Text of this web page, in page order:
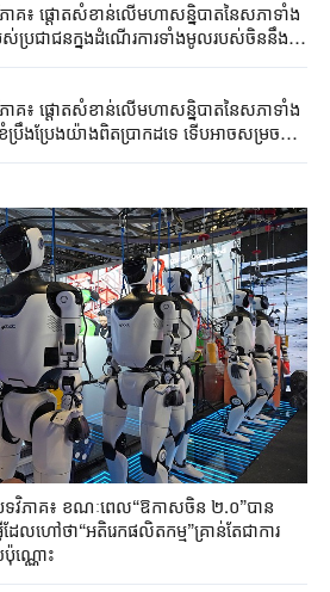
គ៖ ផ្តោតសំខាន់លើមហាសន្និបាតនៃសភាទាំង
ស់ប្រជាជនក្នុងដំណើរការទាំងមូលរបស់ចិននឹង
គ៖ ផ្តោតសំខាន់លើមហាសន្និបាតនៃសភាទាំង
ប្រឹងប្រែងយ៉ាងពិតប្រាកដទេ ទើបអាចសម្រចបាន
វិភាគ៖ ខណៈពេល“ឱកាសចិន ២.០”បាន
ែលហៅថា“អតិរេកផលិតកម្ម”គ្រាន់តែជាការ
ប៉ុណ្ណោះ